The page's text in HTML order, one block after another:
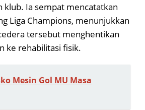
klub. Ia sempat mencatatkan
Liga Champions, menunjukkan
tersebut menghentikan
ke rehabilitasi fisik.
Mesin Gol MU Masa